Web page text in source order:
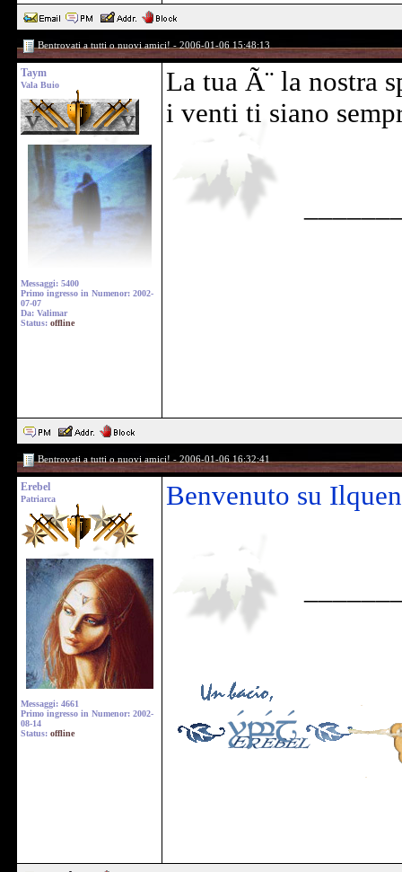
Bentrovati a tutti o nuovi amici! - 2006-01-06 15:48:13
Taym
Vala Buio
Messaggi: 5400
Primo ingresso in Numenor: 2002-
07-07
Da: Valimar
Status: offline
La tua Ã¨ la nostra
i venti ti siano
Bentrovati a tutti o nuovi amici! - 2006-01-06 16:32:41
Erebel
Patriarca
Messaggi: 4661
Primo ingresso in Numenor: 2002-
08-14
Status: offline
Benvenuto su